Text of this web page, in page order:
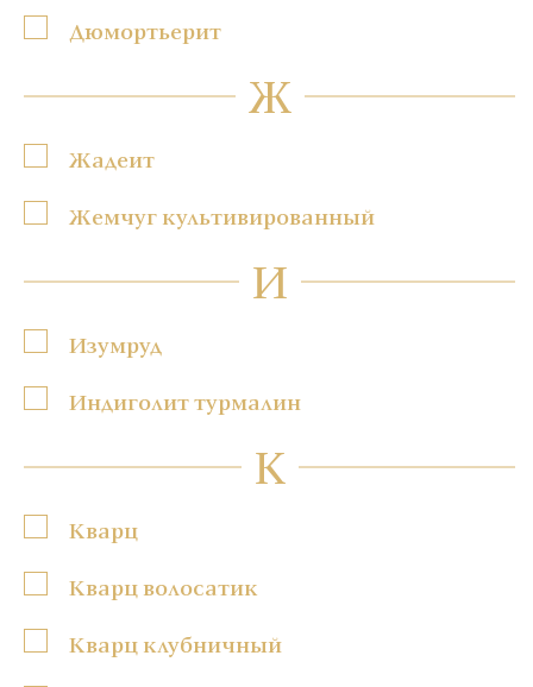
Дюмортьерит
Ж
Жадеит
Жемчуг культивированный
И
Изумруд
Индиголит турмалин
К
Кварц
Кварц волосатик
Кварц клубничный